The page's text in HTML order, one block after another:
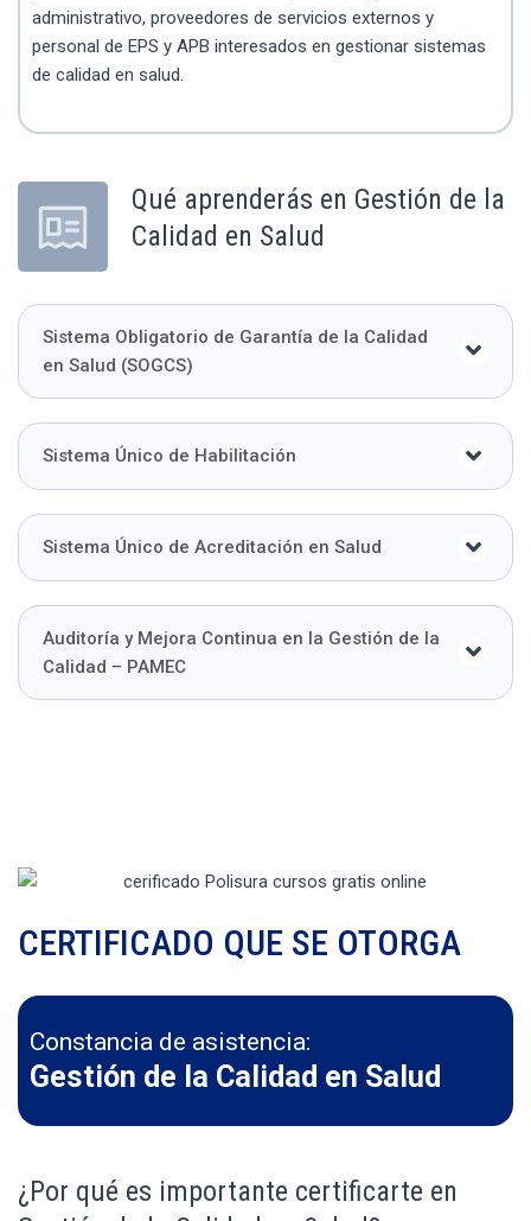
administrativo, proveedores de servicios externos y
personal de EPS y APB interesados en gestionar sistemas
de calidad en salud.
Qué aprenderás en Gestión de la
Calidad en Salud
Sistema Obligatorio de Garantía de la Calidad
en Salud (SOGCS)
Sistema Único de Habilitación
Sistema Único de Acreditación en Salud
Auditoría y Mejora Continua en la Gestión de la
Calidad – PAMEC
CERTIFICADO QUE SE OTORGA
Constancia de asistencia:
Gestión de la Calidad en Salud
¿Por qué es importante certificarte en